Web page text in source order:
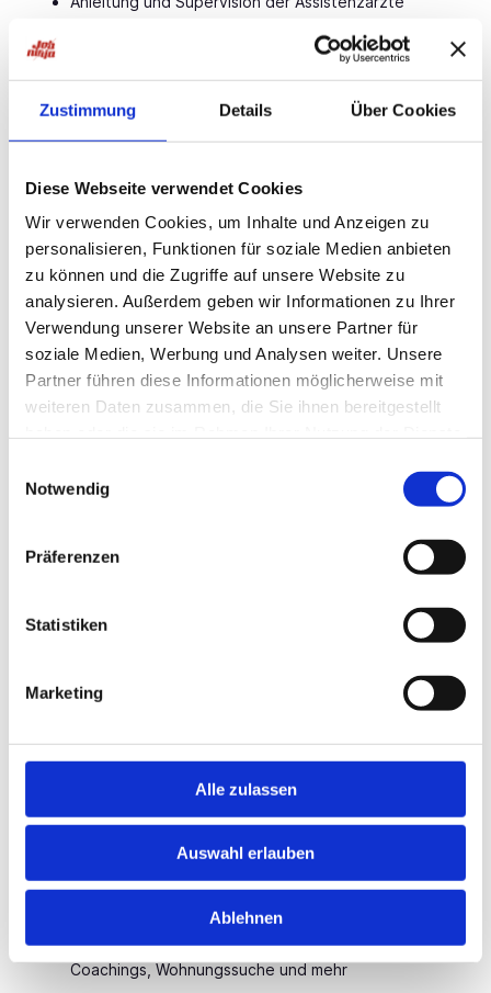
Zustimmung Details Über Cookies
Diese Webseite verwendet Cookies
Wir verwenden Cookies, um Inhalte und Anzeigen zu
personalisieren, Funktionen für soziale Medien anbieten
zu können und die Zugriffe auf unsere Website zu
analysieren. Außerdem geben wir Informationen zu Ihrer
Verwendung unserer Website an unsere Partner für
soziale Medien, Werbung und Analysen weiter. Unsere
Partner führen diese Informationen möglicherweise mit
weiteren Daten zusammen, die Sie ihnen bereitgestellt
Notwendig
Präferenzen
Statistiken
Marketing
Alle zulassen
Auswahl erlauben
Ablehnen
Das bringen Sie mit
Facharzt (m/w/d) für Innere Medizin,
Allgemeinmedizin oder Neurologie, idealerweise mit
wünschenswert, aber keine Voraussetzung
Kreativität und Freude am Arztberuf
Interesse an einer ganzheitlichen,
patientenorientierten Versorgung
Teamfähigkeit und Einsatzbereitschaft
Flexibilität und Aufgeschlossenheit
Approbation vorhanden
Personalberatung für Ärzte -- kostenlos, direkt und
effizient. Mit über 800 Kliniken für Sie.
Ihre Vorteile:
Keine Kosten -- Unsere Vermittlung ist kostenlos
Professionelle Bewerbung -- Wir optimieren Ihr Profil
und organisieren Vorstellungsgespräche
Schnelle und diskrete Vermittlung -- Anonym und
Umfassende Unterstützung -- Behördliche Prozesse,
Coachings, Wohnungssuche und mehr